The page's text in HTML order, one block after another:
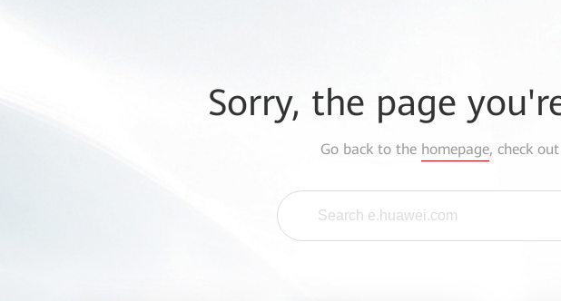
Sorry, the page
Go back to the homepage, check